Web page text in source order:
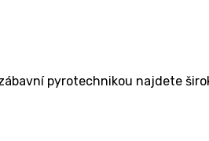
pyrotechnikou najdete